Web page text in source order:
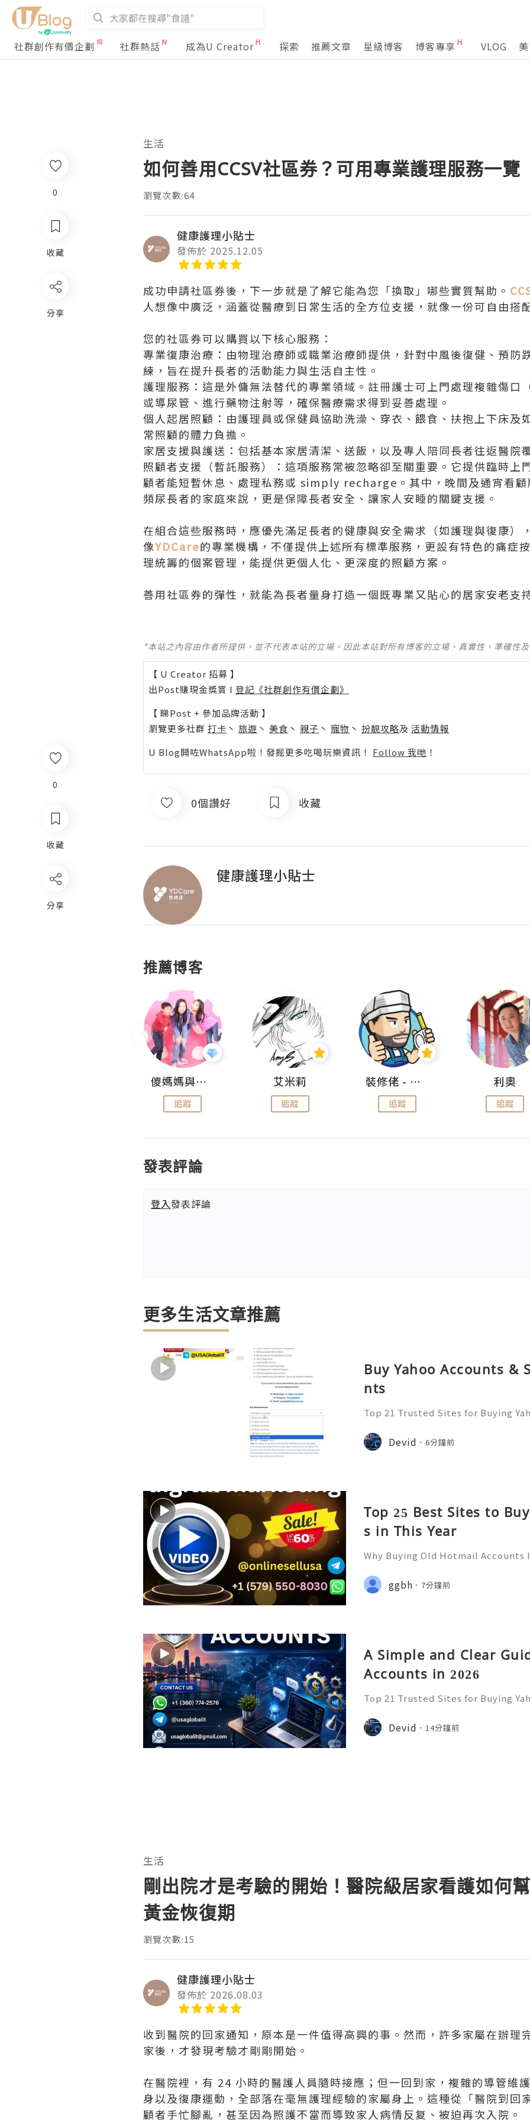
社群創作有價企劃 社群熱話 成為U Creator 探索 推薦文章 星級博客 博客專享 VLOG
0
收藏
分享
生活
如何善用CCSV社區券？可用專業護理服務一覽
瀏覽次數:64
健康護理小貼士
發佈於 2025.12.05
成功申請社區券後，下一步就是了解它能為您「換取」哪些實質幫助。
人想像中廣泛，涵蓋從醫療到日常生活的全方位支援，就像一份可自由搭
您的社區券可以購買以下核心服務：
專業復康治療：由物理治療師或職業治療師提供，針對中風後復健、預防
練，旨在提升長者的活動能力與生活自主性。
護理服務：這是外傭無法替代的專業領域。註冊護士可上門處理複雜傷口
或導尿管、進行藥物注射等，確保醫療需求得到妥善處理。
個人起居照顧：由護理員或保健員協助洗澡、穿衣、餵食、扶抱上下床及
常照顧的體力負擔。
家居支援與護送：包括基本家居清潔、送飯，以及專人陪同長者往返醫院
照顧者支援（暫託服務）：這項服務常被忽略卻至關重要。它提供臨時上
顧者能短暫休息、處理私務或 simply recharge。其中，晚間及通宵看顧
頻尿長者的家庭來說，更是保障長者安全、讓家人安睡的關鍵支援。
在組合這些服務時，應優先滿足長者的健康與安全需求（如護理與復康）
像YDCare的專業機構，不僅提供上述所有標準服務，更設有特色的痛症
理統籌的個案管理，能提供更個人化、更深度的照顧方案。
善用社區券的彈性，就能為長者量身打造一個既專業又貼心的居家安老支
*本站之內容由作者所提供，並不代表本站的立場。因此本站對所有博客的立場、真實性、準確性
【 U Creator 招募 】
出Post賺現金獎賞 l 登記《社群創作有價企劃》
【 睇Post + 參加品牌活動 】
瀏覽更多社群 打卡 丶 旅遊 丶 美食 丶 親子 丶 寵物 丶 扮靚攻略及 活動情報
U Blog開咗WhatsApp啦！發掘更多吃喝玩樂資訊！ Follow 我哋 ！
0個讚好 收藏
健康護理小貼士
推薦博客
儍媽媽與兩隻小魔怪之家
追蹤
艾米莉
追蹤
裝修佬 - 香港一站式網上裝修平台
追蹤
利奧
追蹤
發表評論
登入發表評論
更多生活文章推薦
Buy Yahoo Accounts &
nts
Top 21 Trusted Sites for Buying
➤ Email: usaglobalit@gmail.com
Devid 6分鐘前
Top 25 Best Sites to
s in This Year
Why Buying Old Hotmail Accounts
port 24/7 🚀📡💬📱🛸👑 Telegram ➜
🔥👑 Discord ➜ Account Service
ggbh 7分鐘前
A Simple and Clear
Accounts in 2026
Top 21 Trusted Sites for Buying
➤ Email: usaglobalit@gmail.com
Devid 14分鐘前
0
收藏
分享
生活
剛出院才是考驗的開始！醫院級居家看護如何
黃金恢復期
瀏覽次數:15
健康護理小貼士
發佈於 2026.08.03
收到醫院的回家通知，原本是一件值得高興的事。然而，許多家屬在辦理
家後，才發現考驗才剛剛開始。
在醫院裡，有 24 小時的醫護人員隨時接應；但一回到家，複雜的導管維
身以及復康運動，全部落在毫無護理經驗的家屬身上。這種從「醫院到回
顧者手忙腳亂，甚至因為照護不當而導致家人病情反复、被迫再次入院。